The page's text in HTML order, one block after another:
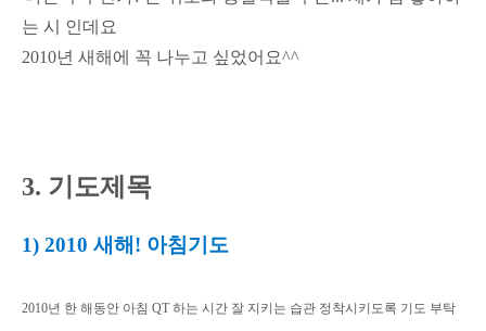
는 시 인데요
2010년 새해에 꼭 나누고 싶었어요^^
3. 기도제목
1) 2010 새해! 아침기도
2010년 한 해동안 아침 QT 하는 시간 잘 지키는 습관 정착시키도록 기도 부탁